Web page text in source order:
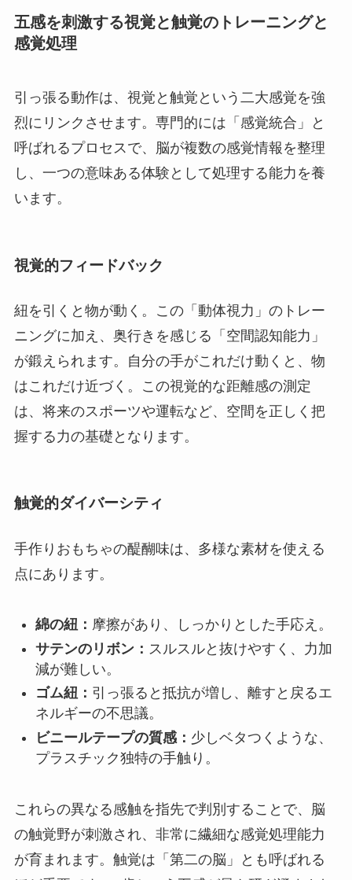
五感を刺激する視覚と触覚のトレーニングと
感覚処理
引っ張る動作は、視覚と触覚という二大感覚を強
烈にリンクさせます。専門的には「感覚統合」と
呼ばれるプロセスで、脳が複数の感覚情報を整理
し、一つの意味ある体験として処理する能力を養
います。
視覚的フィードバック
紐を引くと物が動く。この「動体視力」のトレー
ニングに加え、奥行きを感じる「空間認知能力」
が鍛えられます。自分の手がこれだけ動くと、物
はこれだけ近づく。この視覚的な距離感の測定
は、将来のスポーツや運転など、空間を正しく把
握する力の基礎となります。
触覚的ダイバーシティ
手作りおもちゃの醍醐味は、多様な素材を使える
点にあります。
綿の紐： 摩擦があり、しっかりとした手応え。
サテンのリボン： スルスルと抜けやすく、力加
減が難しい。
ゴム紐： 引っ張ると抵抗が増し、離すと戻るエ
ネルギーの不思議。
ビニールテープの質感： 少しベタつくような、
プラスチック独特の手触り。
これらの異なる感触を指先で判別することで、脳
の触覚野が刺激され、非常に繊細な感覚処理能力
が育まれます。触覚は「第二の脳」とも呼ばれる